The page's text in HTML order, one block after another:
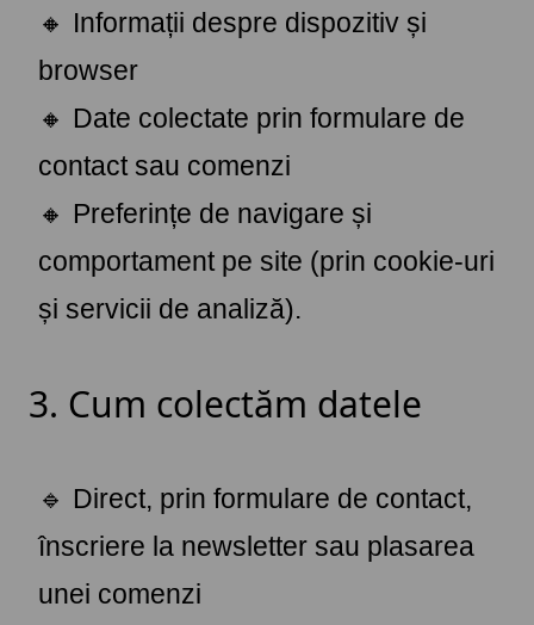
🔸 Informații despre dispozitiv și
browser
🔸 Date colectate prin formulare de
contact sau comenzi
🔸 Preferințe de navigare și
comportament pe site (prin cookie-uri
și servicii de analiză).
3. Cum colectăm datele
🔹 Direct, prin formulare de contact,
înscriere la newsletter sau plasarea
unei comenzi